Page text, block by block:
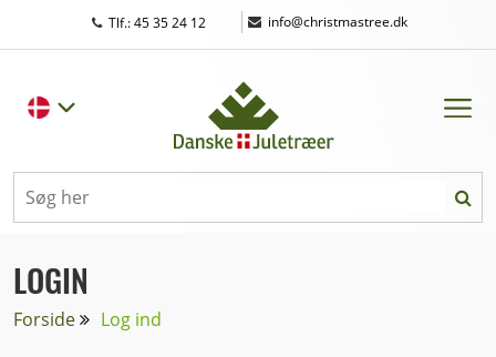
Tlf.: 45 35 24 12 | info@christmastree.dk
LOGIN
Forside Log ind